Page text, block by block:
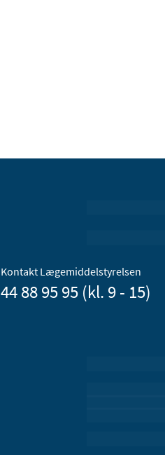
Kontakt Lægemiddelstyrelsen
44 88 95 95 (kl. 9 - 15)